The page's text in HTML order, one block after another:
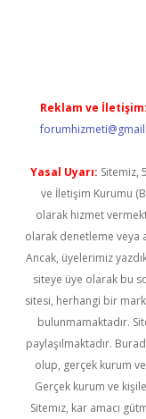
Reklam ve İletişim:
Yasal Uyarı: Sitemiz,
ve İletişim Kurumu
olarak hizmet
olarak denetleme veya
Ancak, üyelerimiz
siteye üye olarak bu
sitesi, herhangi bir
bulunmamaktadır.
paylaşılmaktadır.
olup, gerçek kurum
Gerçek kurum ve
Sitemiz, kar amacı